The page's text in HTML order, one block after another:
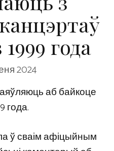
1999 года
2024
аб байкоце
года.
ў сваім афіцыйным